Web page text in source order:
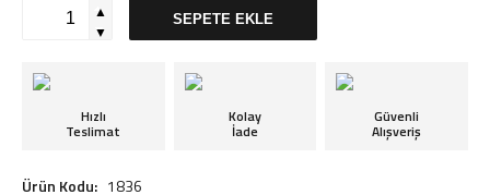
▲
▼
SEPETE EKLE
Hızlı
Teslimat
Kolay
İade
Güvenli
Alışveriş
Ürün Kodu: 1836